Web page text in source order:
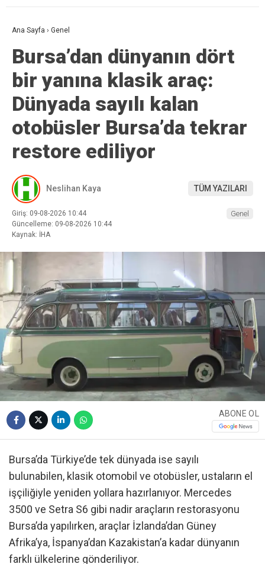
Ana Sayfa › Genel
Bursa’dan dünyanın dört
bir yanına klasik araç:
Dünyada sayılı kalan
otobüsler Bursa’da tekrar
restore ediliyor
Neslihan Kaya TÜM YAZILARI
Giriş: 09-08-2026 10:44
Güncelleme: 09-08-2026 10:44
Kaynak: İHA
Genel
ABONE OL
Bursa’da Türkiye’de tek dünyada ise sayılı
bulunabilen, klasik otomobil ve otobüsler, ustaların el
işçiliğiyle yeniden yollara hazırlanıyor. Mercedes
3500 ve Setra S6 gibi nadir araçların restorasyonu
Bursa’da yapılırken, araçlar İzlanda’dan Güney
Afrika’ya, İspanya’dan Kazakistan’a kadar dünyanın
farklı ülkelerine gönderiliyor.